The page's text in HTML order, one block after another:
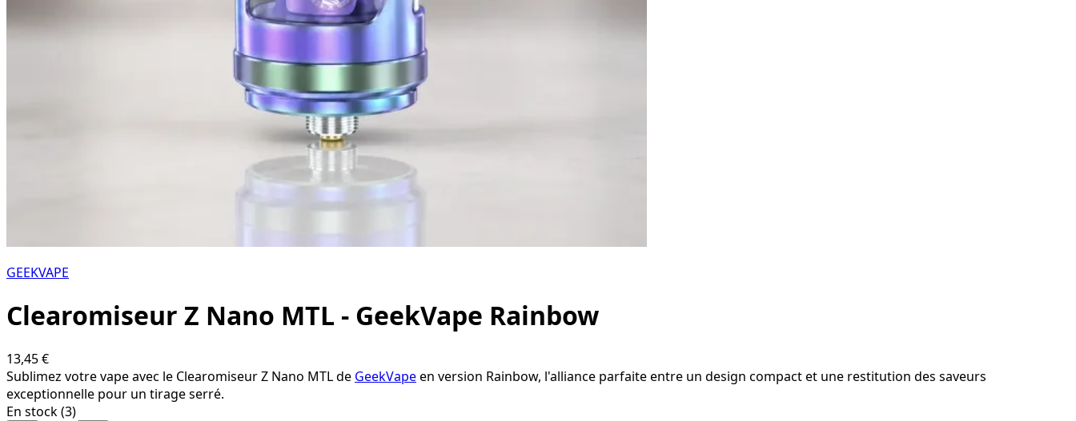
GEEKVAPE
Clearomiseur Z Nano MTL - GeekVape Rainbow
13,45 €
Sublimez votre vape avec le Clearomiseur Z Nano MTL de GeekVapeen version Rainbow, l'alliance parfaite entre un design compact et une restitution des saveurs
exceptionnelle pour un tirage serré.
En stock (3)